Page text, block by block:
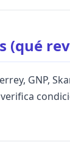
(qué
GNP,